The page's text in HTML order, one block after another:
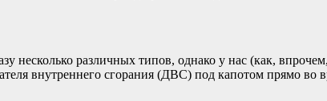
различных типов, однако у нас (как,
внутреннего сгорания (ДВС) под капотом прямо во